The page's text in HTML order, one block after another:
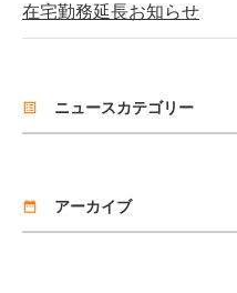
在宅勤務延長お知らせ
list_alt ニュースカテゴリー
リリース
date_range アーカイブ